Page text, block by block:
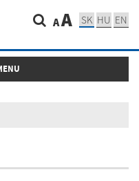
AA SK HU EN